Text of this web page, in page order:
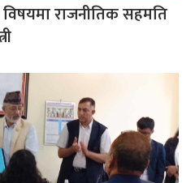
राजनीतिक सहमति